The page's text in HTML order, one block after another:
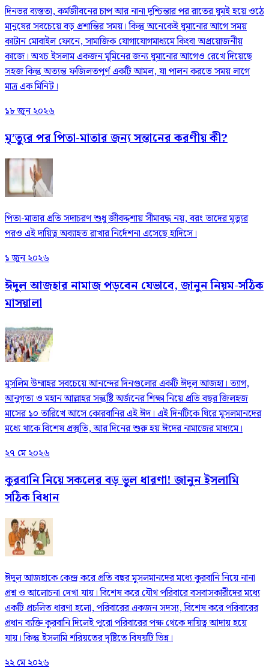
দিনভর ব্যস্ততা, কর্মজীবনের চাপ আর নানা দুশ্চিন্তার পর রাতের ঘুমই হয়ে ওঠে
মানুষের সবচেয়ে বড় প্রশান্তির সময়। কিন্তু অনেকেই ঘুমানোর আগে সময়
কাটান মোবাইল ফোনে, সামাজিক যোগাযোগমাধ্যমে কিংবা অপ্রয়োজনীয়
কাজে। অথচ ইসলাম একজন মুমিনের জন্য ঘুমানোর আগেও রেখে দিয়েছে
সহজ কিন্তু অত্যন্ত ফজিলতপূর্ণ একটি আমল, যা পালন করতে সময় লাগে
মাত্র এক মিনিট।
১৮ জুন ২০২৬
মৃ’ত্যুর পর পিতা-মাতার জন্য সন্তানের করণীয় কী?
পিতা-মাতার প্রতি সদাচরণ শুধু জীবদ্দশায় সীমাবদ্ধ নয়, বরং তাদের মৃত্যুর
পরও এই দায়িত্ব অব্যাহত রাখার নির্দেশনা এসেছে হাদিসে।
১ জুন ২০২৬
ঈদুল আজহার নামাজ পড়বেন যেভাবে, জানুন নিয়ম-সঠিক
মাসয়ালা
মুসলিম উম্মাহর সবচেয়ে আনন্দের দিনগুলোর একটি ঈদুল আজহা। ত্যাগ,
আনুগত্য ও মহান আল্লাহর সন্তুষ্টি অর্জনের শিক্ষা নিয়ে প্রতি বছর জিলহজ
মাসের ১০ তারিখে আসে কোরবানির এই ঈদ। এই দিনটিকে ঘিরে মুসলমানদের
মধ্যে থাকে বিশেষ প্রস্তুতি, আর দিনের শুরু হয় ঈদের নামাজের মাধ্যমে।
২৭ মে ২০২৬
কুরবানি নিয়ে সকলের বড় ভুল ধারণা! জানুন ইসলামি
সঠিক বিধান
ঈদুল আজহাকে কেন্দ্র করে প্রতি বছর মুসলমানদের মধ্যে কুরবানি নিয়ে নানা
প্রশ্ন ও আলোচনা দেখা যায়। বিশেষ করে যৌথ পরিবারে বসবাসকারীদের মধ্যে
একটি প্রচলিত ধারণা হলো, পরিবারের একজন সদস্য, বিশেষ করে পরিবারের
প্রধান ব্যক্তি কুরবানি দিলেই পুরো পরিবারের পক্ষ থেকে দায়িত্ব আদায় হয়ে
যায়। কিন্তু ইসলামি শরিয়তের দৃষ্টিতে বিষয়টি ভিন্ন।
২২ মে ২০২৬